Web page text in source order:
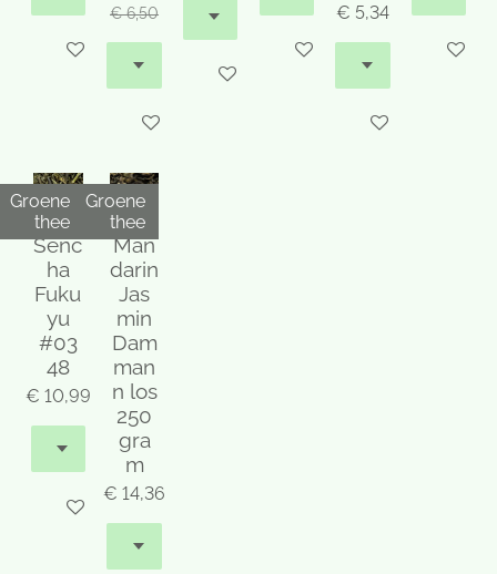
In winkelwagen
€ 6,50
In winkelwagen
In winkelwagen
In winkelwagen
€ 5,34
In winkelwagen
In
Groene
thee
Senc
ha
Fuku
yu
#03
48
€ 10,99
In winkelwagen
Groene
thee
Man
darin
Jas
min
Dam
man
n los
250
gra
m
€ 14,36